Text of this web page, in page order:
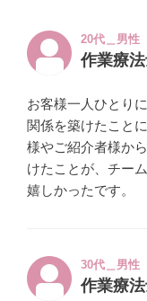
20代＿男性
作業療
お客様一人ひとり
関係を築けたこと
様やご紹介者様か
けたことが、チー
嬉しかったです。
30代＿男性
作業療